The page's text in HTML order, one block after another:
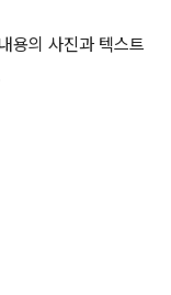
용의 사진과 텍스트